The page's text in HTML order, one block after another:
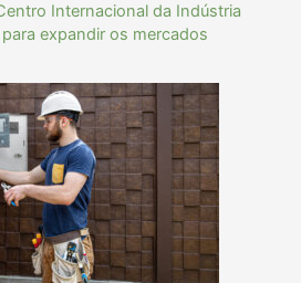
Internacional da Indústria
expandir os mercados